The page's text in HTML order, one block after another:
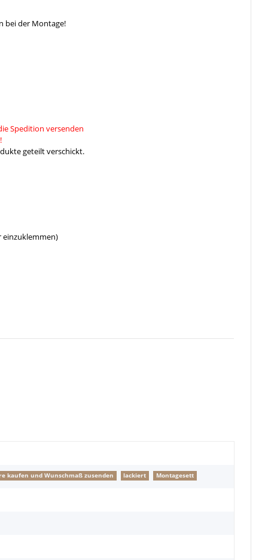
bei der Montage!
Spedition versenden
geteilt verschickt.
einzuklemmen)
kaufen und Wunschmaß zusenden lackiert Montagesett